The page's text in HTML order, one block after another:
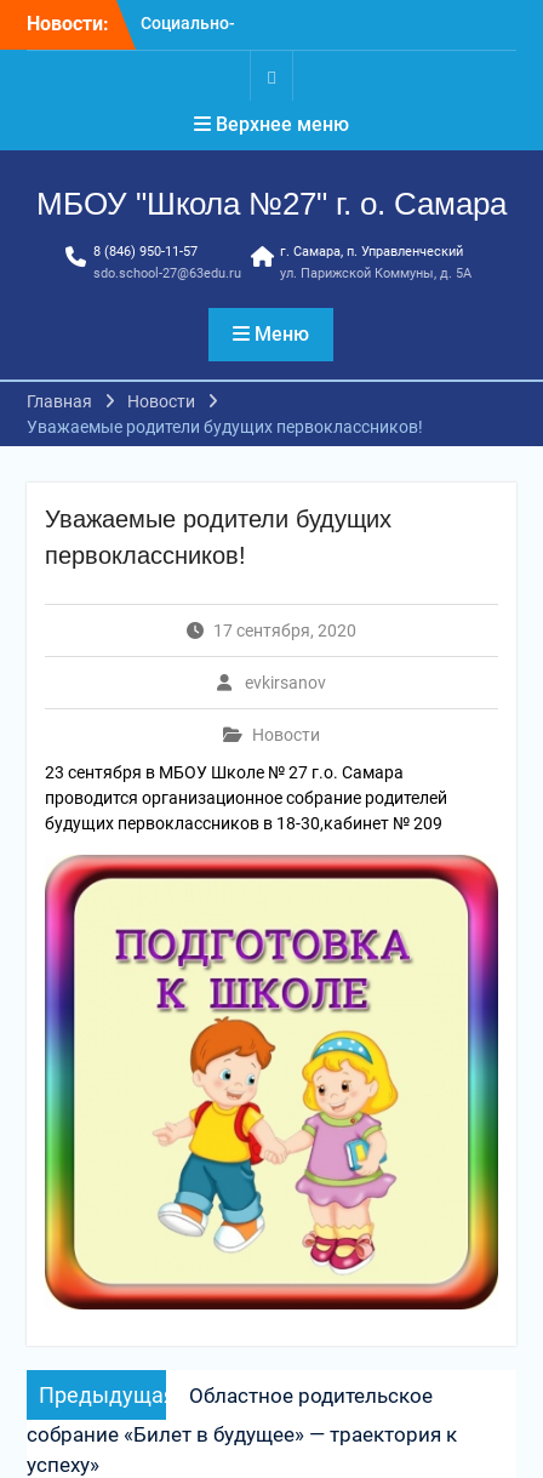
Новости:
Социально-
психологическое
профилактика, забота и
опора для вашей семьи
«Уроки географии»
Верхнее меню
МБОУ "Школа №27" г. о. Самара
8 (846) 950-11-57
sdo.school-27@63edu.ru
г. Самара, п. Управленческий
ул. Парижской Коммуны, д. 5А
Меню
Главная
Новости
Уважаемые родители будущих первоклассников!
Уважаемые родители будущих
первоклассников!
17 сентября, 2020
evkirsanov
Новости
23 сентября в МБОУ Школе № 27 г.о. Самара
проводится организационное собрание родителей
будущих первоклассников в 18-30,кабинет № 209
Навигация
по
записям
Предыдущая
запись:
Областное родительское
собрание «Билет в будущее» — траектория к
успеху»